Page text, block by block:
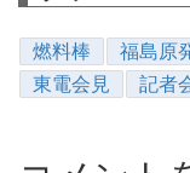
燃料棒 福島原
東電会見
記者